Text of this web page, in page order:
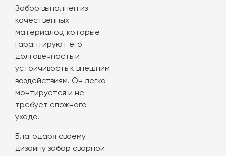
Забор выполнен из
качественных
материалов, которые
гарантируют его
долговечность и
устойчивость к внешним
воздействиям. Он легко
монтируется и не
требует сложного
ухода.
Благодаря своему
дизайну забор сварной